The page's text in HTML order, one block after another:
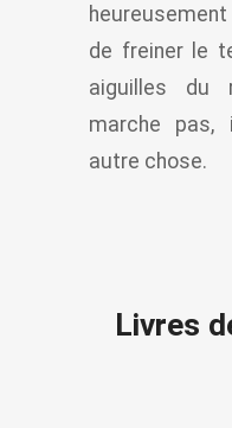
de freiner le
aiguilles du
marche pas,
autre chose.
Livres